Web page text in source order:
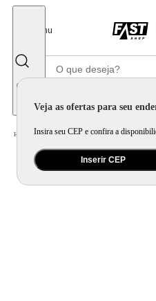
Menu
Veja as ofertas para seu
Insira seu CEP e confira a
Inserir CEP
Home Eletroportátil / Equipamento de Limpeza /